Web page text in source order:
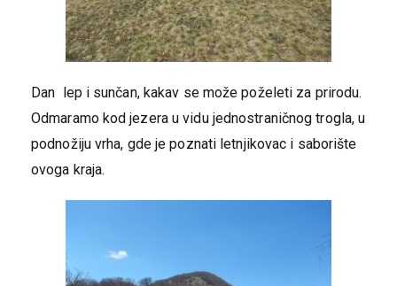
Dan lep i sunčan, kakav se može poželeti za prirodu.
Odmaramo kod jezera u vidu jednostraničnog trogla, u
podnožiju vrha, gde je poznati letnjikovac i saborište
ovoga kraja.